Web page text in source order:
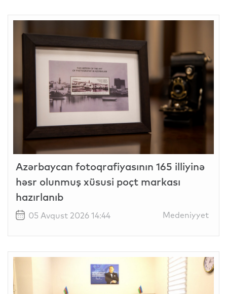
Azərbaycan fotoqrafiyasının 165 illiyinə
həsr olunmuş xüsusi poçt markası
hazırlanıb
05 Avqust 2026 14:44 Medeniyyet